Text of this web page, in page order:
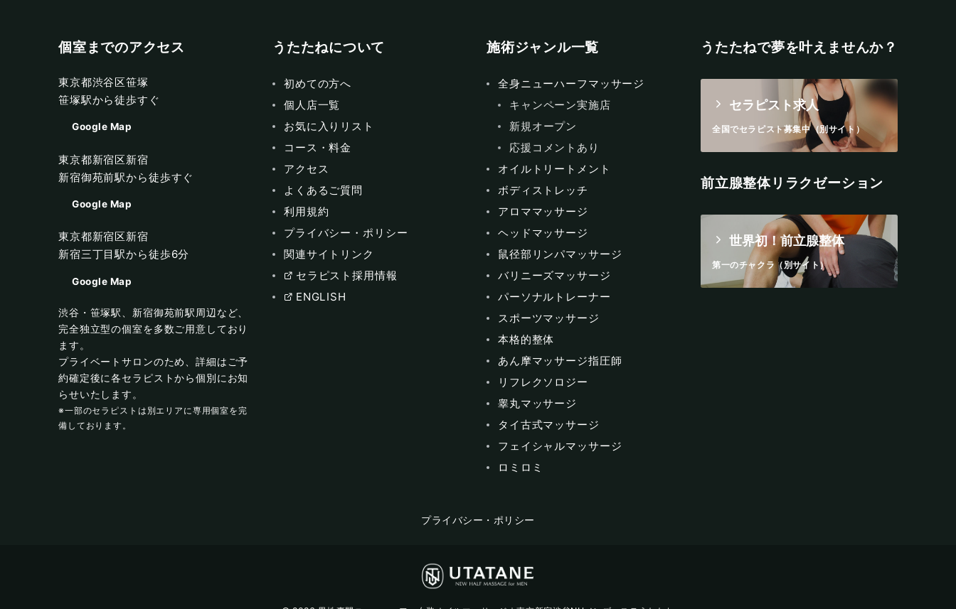
個室までのアクセス
東京都渋谷区笹塚
笹塚駅から徒歩すぐ
Google Map
東京都新宿区新宿
新宿御苑前駅から徒歩すぐ
Google Map
東京都新宿区新宿
新宿三丁目駅から徒歩6分
Google Map
渋谷・笹塚駅、新宿御苑前駅周辺など、
完全独立型の個室を多数ご用意しており
ます。
プライベートサロンのため、詳細はご予
約確定後に各セラピストから個別にお知
らせいたします。
※一部のセラピストは別エリアに専用個室を完
備しております。
うたたねについて
初めての方へ
個人店一覧
お気に入りリスト
コース・料金
アクセス
よくあるご質問
利用規約
プライバシー・ポリシー
関連サイトリンク
セラピスト採用情報
ENGLISH
施術ジャンル一覧
全身ニューハーフマッサージ
キャンペーン実施店
新規オープン
応援コメントあり
オイルトリートメント
ボディストレッチ
アロママッサージ
ヘッドマッサージ
鼠径部リンパマッサージ
バリニーズマッサージ
パーソナルトレーナー
スポーツマッサージ
本格的整体
あん摩マッサージ指圧師
リフレクソロジー
睾丸マッサージ
タイ古式マッサージ
フェイシャルマッサージ
ロミロミ
うたたねで夢を叶えませんか？
セラピスト求人
全国でセラピスト募集中（別サイト）
前立腺整体リラクゼーション
世界初！前立腺整体
第一のチャクラ（別サイト）
プライバシー・ポリシー